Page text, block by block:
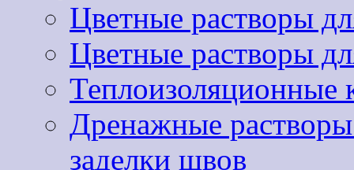
Цветные растворы
Цветные растворы
Теплоизоляционные
Дренажные
заделки швов